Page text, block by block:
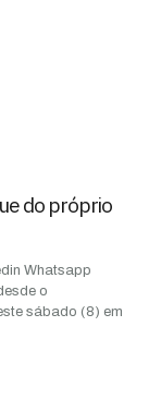
do próprio
Whatsapp
o
sábado (8) em